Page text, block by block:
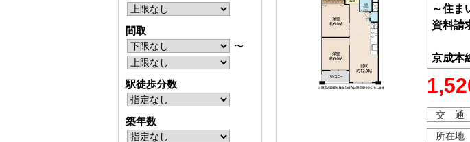
～住ま
資料請
京成本
交 通
所在地
間取
〜
駅徒歩分数
築年数